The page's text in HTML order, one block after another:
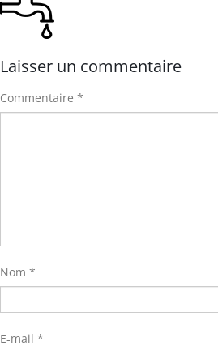
Laisser un commentaire
Commentaire *
Nom *
E-mail *